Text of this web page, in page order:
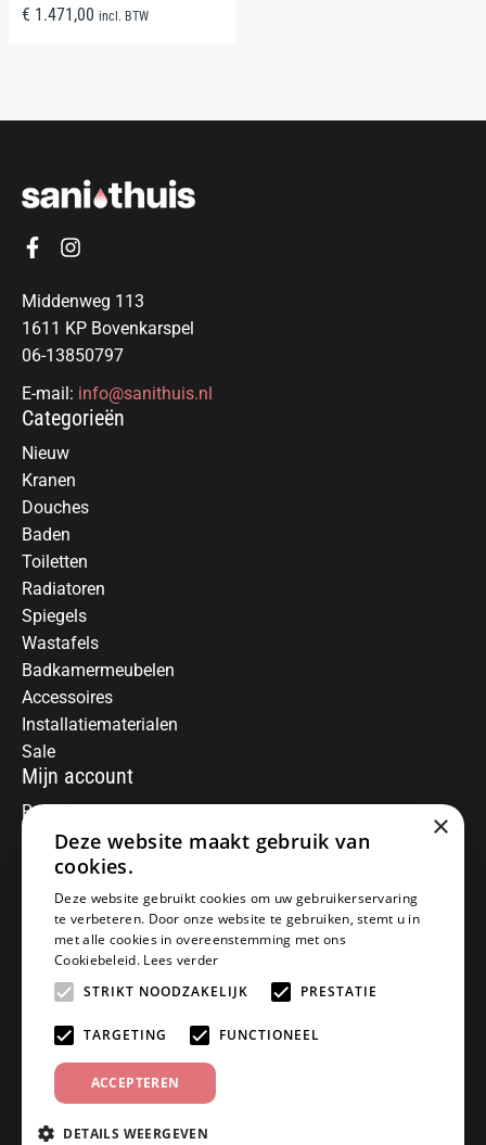
€ 1.471,00 incl. BTW
Middenweg 113
1611 KP Bovenkarspel
06-13850797
E-mail: info@sanithuis.nl
Categorieën
Nieuw
Kranen
Douches
Baden
Toiletten
Radiatoren
Spiegels
Wastafels
Badkamermeubelen
Accessoires
Installatiematerialen
Sale
Mijn account
Registreren
Mijn bestellingen
Informatie
Over ons
Algemene voorwaarden
Disclaimer
Privacy Policy
Betaalmethoden
Retourneren
Klantenservice
Offerte aanvragen
×
Deze website maakt gebruik van
cookies.
Deze website gebruikt cookies om uw gebruikerservaring
te verbeteren. Door onze website te gebruiken, stemt u in
met alle cookies in overeenstemming met ons
Cookiebeleid. Lees verder
STRIKT NOODZAKELIJK
PRESTATIE
TARGETING FUNCTIONEEL
ACCEPTEREN
DETAILS WEERGEVEN